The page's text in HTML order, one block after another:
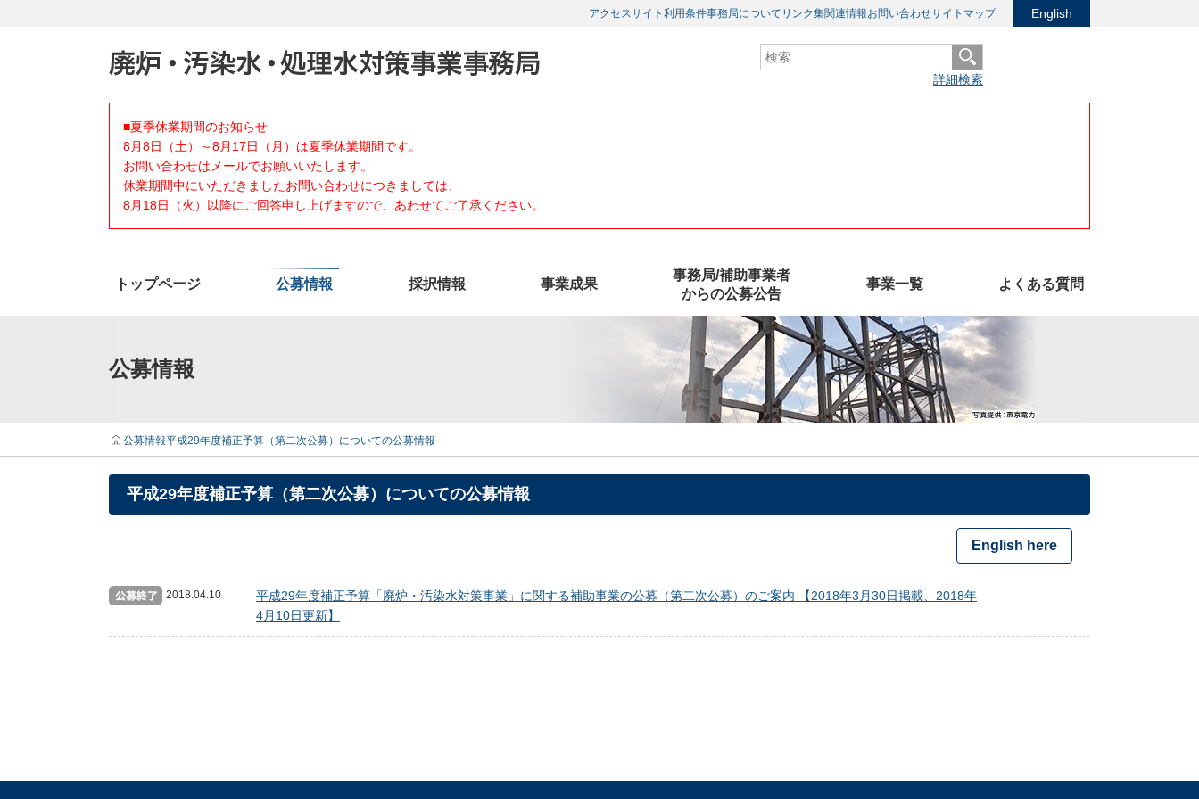
アクセスサイト利用条件事務局について リンク集関連情報お問い合わせサイトマップ English
詳細検索
■夏季休業期間のお知らせ
8月8日（土）～8月17日（月）は夏季休業期間です。
お問い合わせはメールでお願いいたします。
休業期間中にいただきましたお問い合わせにつきましては、
8月18日（火）以降にご回答申し上げますので、あわせてご了承ください。
トップページ 公募情報 採択情報 事業成果
事務局/補助事業者
からの公募公告
事業一覧 よくある質問
公募情報
公募情報平成29年度補正予算（第二次公募）についての公募情報
平成29年度補正予算（第二次公募）についての公募情報
English here
2018.04.10
平成29年度補正予算「廃炉・汚染水対策事業」に関する補助事業の公募（第二次公募）のご案内 【2018年3月30日掲載、2018年
4月10日更新】